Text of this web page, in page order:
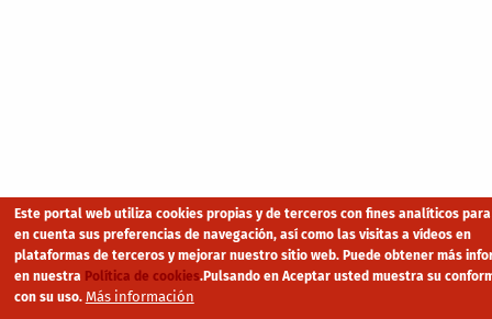
Este portal web utiliza cookies propias y de terceros con fines analíticos
en cuenta sus preferencias de navegación, así como las visitas a vídeos en
plataformas de terceros y mejorar nuestro sitio web. Puede obtener más
en nuestra Política de cookies.Pulsando en Aceptar usted muestra su
con su uso. Más información